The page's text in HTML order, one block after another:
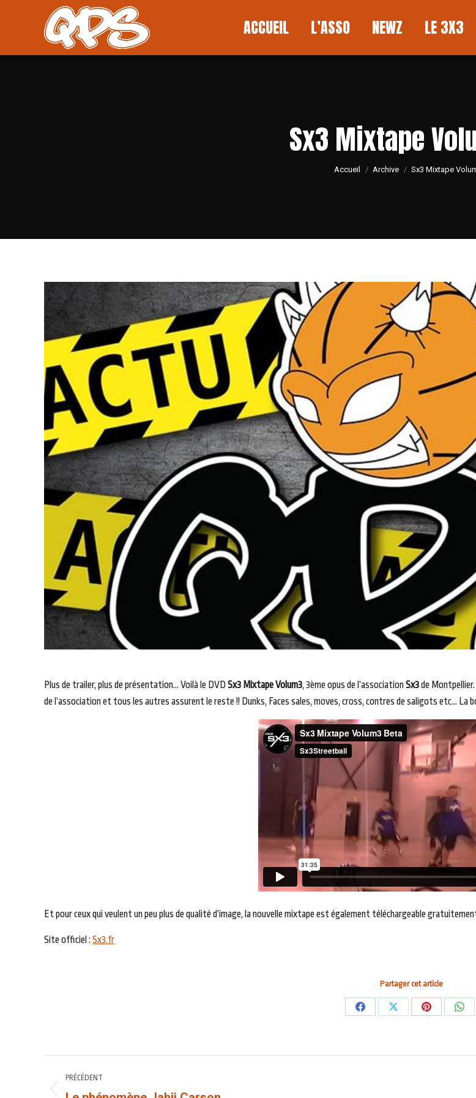
ACCUEIL L’ASSO NEWZ LE 3X3
Sx3 Mixtape
Vous êtes ici :
Accueil Archive Sx3 Mixtape
Plus de trailer, plus de présentation… Voilà le DVDSx3 Mixtape Volum3, 3ème opus de l’associationSx3de
de l’association et tous les autres assurent le reste !! Dunks, Faces sales, moves, cross, contres de saligots etc… La
Et pour ceux qui veulent un peu plus de qualité d’image, la nouvelle mixtape est également téléchargeable
Site officiel : Sx3.fr
Partager cet article
PartagerPartagerPartager
NAVIGATION
PRÉCÉDENT
ACCUEIL L’ASSO NEWZ LE 3X3